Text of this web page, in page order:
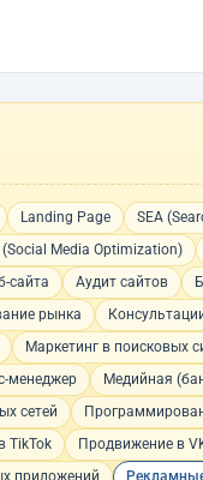
Landing Page SEA
(Social Media Optimization)
сайта Аудит сайтов
рынка
Маркетинг в поисковых
менеджер Медийная
сетей
TikTok Продвижение в
приложений